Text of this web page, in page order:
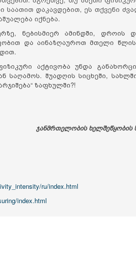
საათით დაკავდებით, ეს თქვენი
იქნება.
ნებისმიერ ამინდში, დროის
და აინაზღაუროთ მთელი
აქტივობა უნდა
შუადღის სიცხეში,
ზაფხულში?!
ჯანმრთელობის
ru/index.html
index.html